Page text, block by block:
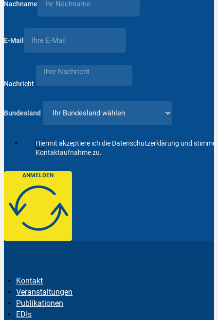
Nachname
E-Mail
Nachricht
Bundesland
Hiermit akzeptiere ich die Datenschutzerklärung und
Kontaktaufnahme zu.
ANMELDEN
Kontakt
Veranstaltungen
Publikationen
EDIs